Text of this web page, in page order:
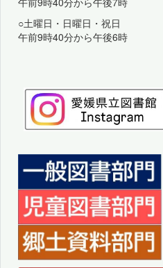
○土曜日・日曜日・祝日
午前9時40分から午後6時